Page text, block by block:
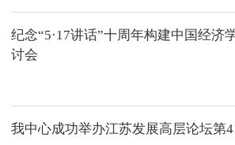
纪念“5·17讲话”十周年构建中国经济
讨会
我中心成功举办江苏发展高层论坛第